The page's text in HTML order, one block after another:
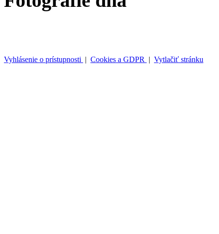
Vyhlásenie o prístupnosti | Cookies a GDPR | Vytlačiť stránku